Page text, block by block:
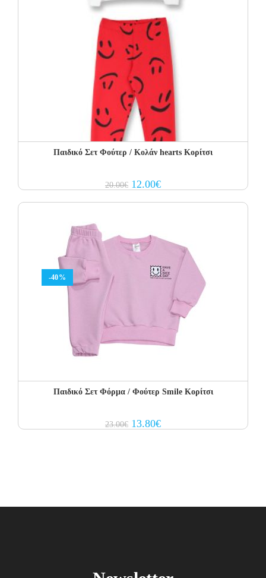
Παιδικό Σετ Φούτερ / Κολάν hearts Κορίτσι
20.00€ Original
price
12.00€Current
price
-40%
Παιδικό Σετ Φόρμα / Φούτερ Smile Κορίτσι
23.00€ Original
price
13.80€Current
price